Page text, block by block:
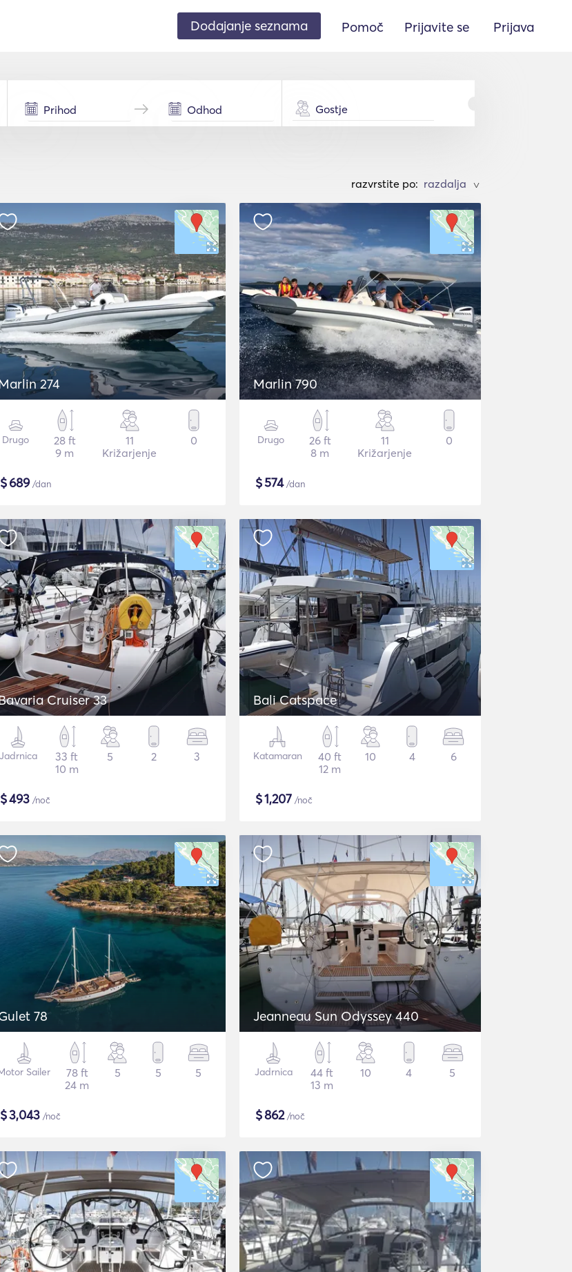
Dodajanje seznama Pomoč Prijavite se Prijava
Gostje
razvrstite po: >
274
Drugo
28 ft
9 m
11
Križarjenje
0
$689/dan
Marlin 790
Drugo
26 ft
8 m
11
Križarjenje
0
$574/dan
Cruiser 33
Jadrnica
33 ft
10 m
5 2 3
$493 /noč
Bali Catspace
Katamaran
40 ft
12 m
10 4 6
$1,207 /noč
78
Sailer
78 ft
24 m
5 5 5
$3,043 /noč
Jeanneau Sun Odyssey 440
Jadrnica
44 ft
13 m
10 4 5
$862/noč